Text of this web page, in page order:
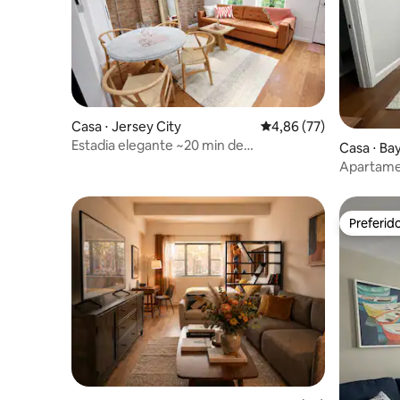
Casa ⋅ Jersey City 4,86 de uma
4,86 (77)
Estadia elegante ~20 min de
Casa ⋅